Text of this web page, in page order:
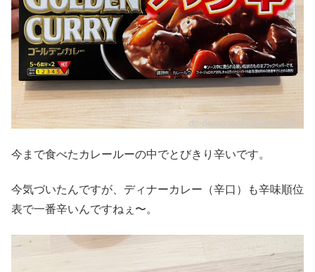
今まで食べたカレールーの中でとびきり辛いです。
今気づいたんですが、ディナーカレー（辛口）も辛味順位
表で一番辛いんですねぇ〜。